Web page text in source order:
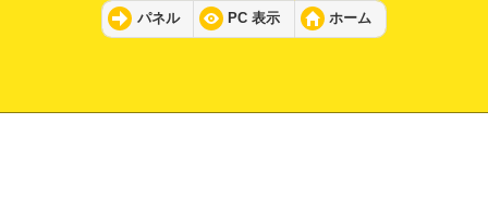
パネル PC 表示 ホーム